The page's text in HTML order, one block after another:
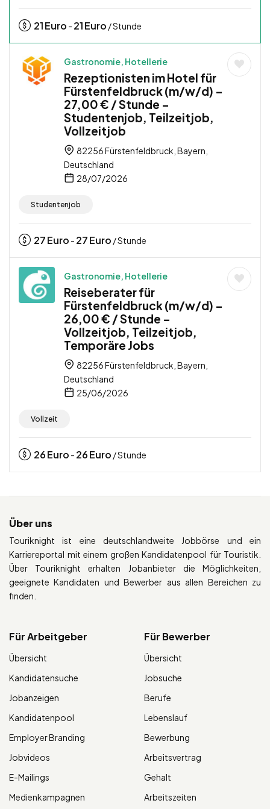
21Euro - 21Euro / Stunde
Gastronomie, Hotellerie
Rezeptionisten im Hotel für
Fürstenfeldbruck (m/w/d) –
27,00 € / Stunde –
Studentenjob, Teilzeitjob,
Vollzeitjob
82256 Fürstenfeldbruck, Bayern,
Deutschland
28/07/2026
Studentenjob
27Euro - 27Euro / Stunde
Gastronomie, Hotellerie
Reiseberater für
Fürstenfeldbruck (m/w/d) –
26,00 € / Stunde –
Vollzeitjob, Teilzeitjob,
Temporäre Jobs
82256 Fürstenfeldbruck, Bayern,
Deutschland
25/06/2026
Vollzeit
26Euro - 26Euro / Stunde
Über uns
Touriknight ist eine deutschlandweite Jobbörse und ein
Karriereportal mit einem großen Kandidatenpool für Touristik.
Über Touriknight erhalten Jobanbieter die Möglichkeiten,
geeignete Kandidaten und Bewerber aus allen Bereichen zu
finden.
Für Arbeitgeber
Übersicht
Kandidatensuche
Jobanzeigen
Kandidatenpool
Employer Branding
Jobvideos
E-Mailings
Medienkampagnen
Für Bewerber
Übersicht
Jobsuche
Berufe
Lebenslauf
Bewerbung
Arbeitsvertrag
Gehalt
Arbeitszeiten